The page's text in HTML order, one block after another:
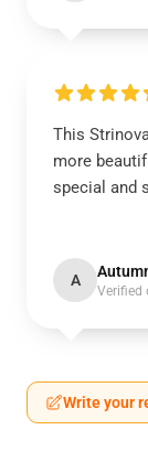
This
more
special and
A
Verified
Write your